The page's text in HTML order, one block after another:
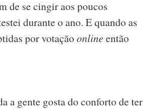
de se cingir aos poucos
durante o ano. E quando as
por votaçãoonlineentão
a gente gosta do conforto de ter